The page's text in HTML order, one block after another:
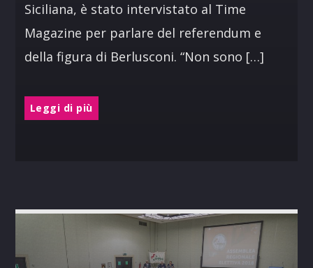
Siciliana, è stato intervistato al Time
Magazine per parlare del referendum e
della figura di Berlusconi. “Non sono […]
Leggi di più